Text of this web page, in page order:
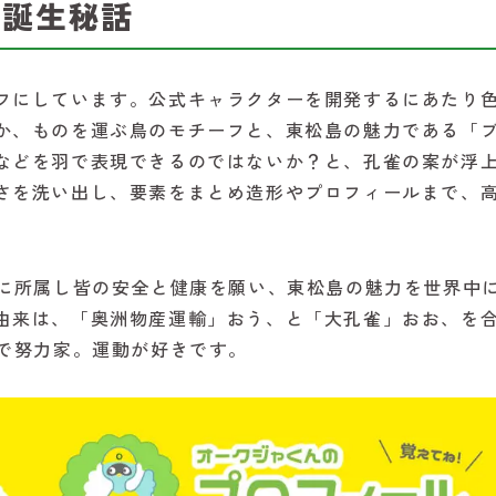
生秘話
しています。公式キャラクターを開発するにあたり
ものを運ぶ鳥のモチーフと、東松島の魅力である「
を羽で表現できるのではないか？と、孔雀の案が浮
洗い出し、要素をまとめ造形やプロフィールまで、
属し皆の安全と健康を願い、東松島の魅力を世界中
は、「奥洲物産運輸」おう、と「大孔雀」おお、を
力家。運動が好きです。